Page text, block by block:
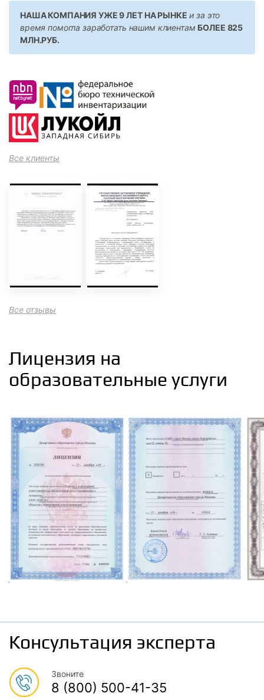
НАША КОМПАНИЯ УЖЕ 9 ЛЕТ НА РЫНКЕ и за это
время помогла заработать нашим клиентам БОЛЕЕ 825
МЛН.РУБ.
Все клиенты
Все отзывы
Лицензия на
образовательные услуги
Консультация эксперта
Звоните
8 (800) 500-41-35